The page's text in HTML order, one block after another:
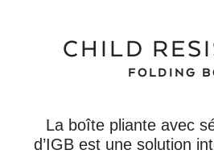
CHILD
FOLDING
La boîte pliante avec
d’IGB est une solution